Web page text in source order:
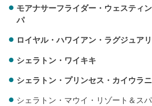
モアナサーフライダー・ウェスティ
パ
ロイヤル・ハワイアン・ラグジュア
シェラトン・ワイキキ
シェラトン・プリンセス・カイウラニ
シェラトン・マウイ・リゾート＆スパ